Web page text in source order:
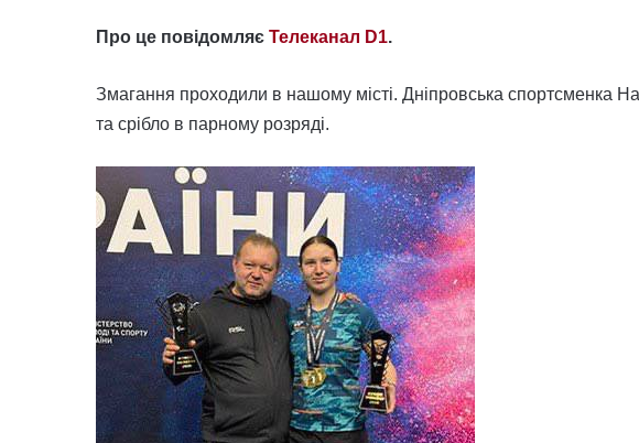
Про це повідомляє Телеканал D1.
Змагання проходили в нашому місті. Дніпровська спортсменка
та срібло в парному розряді.